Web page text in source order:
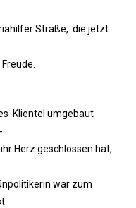
Straße, die jetzt
Klientel umgebaut
Herz geschlossen hat,
war zum